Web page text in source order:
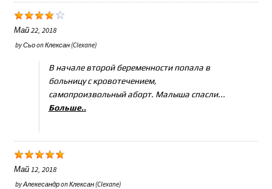
Май 22, 2018
byСьоonКлексан (Clexane)
В начале второй беременности попала в
больницу с кровотечением,
самопроизвольный аборт. Малыша спасли...
Больше..
Май 12, 2018
byАлекесандрonКлексан (Clexane)